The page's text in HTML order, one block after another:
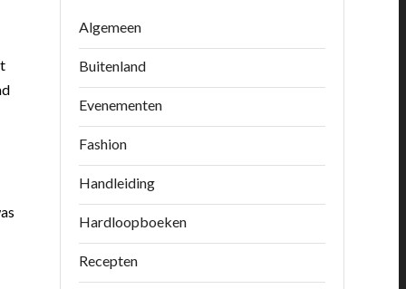
Algemeen
Buitenland
Evenementen
Fashion
Handleiding
Hardloopboeken
Recepten